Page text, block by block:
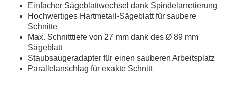
Einfacher Sägeblattwechsel dank Spindelarretierung
Hochwertiges Hartmetall-Sägeblatt für saubere
Schnitte
Max. Schnitttiefe von 27 mm dank des Ø 89 mm
Sägeblatt
Staubsaugeradapter für einen sauberen Arbeitsplatz
Parallelanschlag für exakte Schnitt